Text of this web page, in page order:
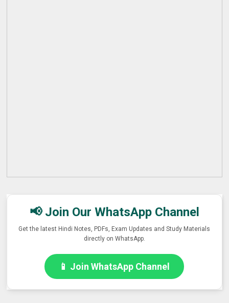
📢 Join Our WhatsApp Channel
Get the latest Hindi Notes, PDFs, Exam Updates and Study Materials
directly on WhatsApp.
📱 Join WhatsApp Channel